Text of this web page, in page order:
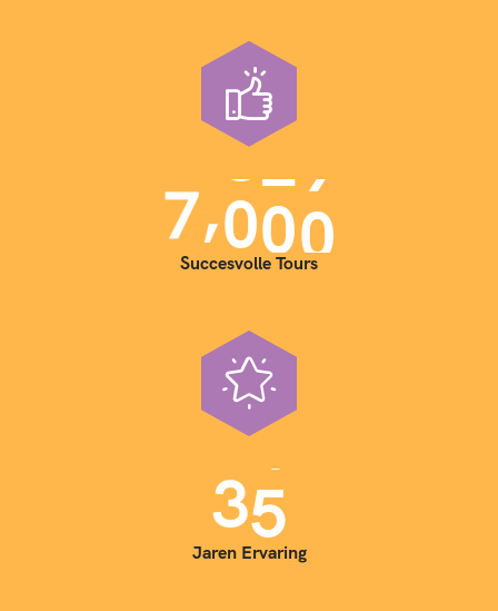
7,000
Succesvolle Tours
35
Jaren Ervaring